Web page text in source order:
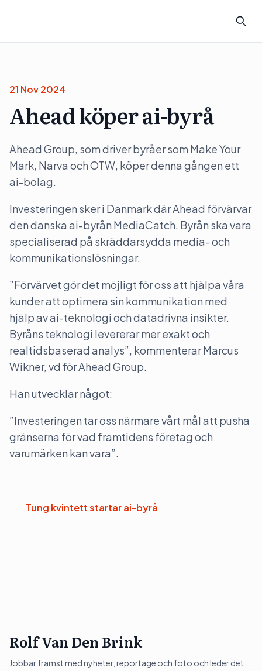
21 Nov 2024
Ahead köper ai-byrå
Ahead Group, som driver byråer som Make Your
Mark, Narva och OTW, köper denna gången ett
ai-bolag.
Investeringen sker i Danmark där Ahead förvärvar
den danska ai-byrån MediaCatch. Byrån ska vara
specialiserad på skräddarsydda media- och
kommunikationslösningar.
”Förvärvet gör det möjligt för oss att hjälpa våra
kunder att optimera sin kommunikation med
hjälp av ai-teknologi och datadrivna insikter.
Byråns teknologi levererar mer exakt och
realtidsbaserad analys”, kommenterar Marcus
Wikner, vd för Ahead Group.
Han utvecklar något:
”Investeringen tar oss närmare vårt mål att pusha
gränserna för vad framtidens företag och
varumärken kan vara”.
Tung kvintett startar ai-byrå
Rolf Van Den Brink
Jobbar främst med nyheter, reportage och foto och leder det